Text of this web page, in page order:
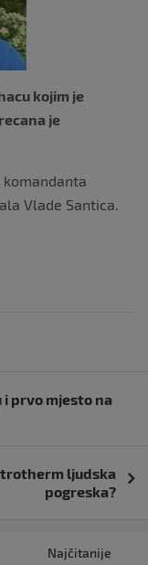
kojim je
je
Vlade Santica.
prvo mjesto na
ljudska
pogreska?
Najčitanije